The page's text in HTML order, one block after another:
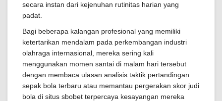
secara instan dari kejenuhan rutinitas harian yang
padat.
Bagi beberapa kalangan profesional yang memiliki
ketertarikan mendalam pada perkembangan industri
olahraga internasional, mereka sering kali
menggunakan momen santai di malam hari tersebut
dengan membaca ulasan analisis taktik pertandingan
sepak bola terbaru atau memantau pergerakan skor judi
bola di situs sbobet terpercaya kesayangan mereka